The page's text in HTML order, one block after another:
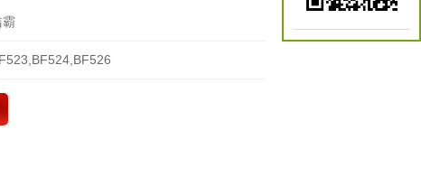
霸